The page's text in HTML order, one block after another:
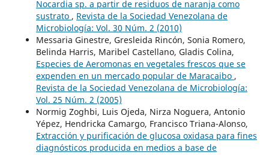
Nocardia sp. a partir de residuos de naranja como
sustrato , Revista de la Sociedad Venezolana de
Microbiología: Vol. 30 Núm. 2 (2010)
Messaria Ginestre, Gresleida Rincón, Sonia Romero,
Belinda Harris, Maribel Castellano, Gladis Colina,
Especies de Aeromonas en vegetales frescos que se
expenden en un mercado popular de Maracaibo ,
Revista de la Sociedad Venezolana de Microbiología:
Vol. 25 Núm. 2 (2005)
Normig Zoghbi, Luis Ojeda, Nirza Noguera, Antonio
Yépez, Hendricka Camargo, Francisco Triana-Alonso,
Extracción y purificación de glucosa oxidasa para fines
diagnósticos producida en medios a base de